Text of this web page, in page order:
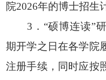
院2026年的博士招生
3 ． “硕博连读”
期开学之日在各学院
注册手续，同时应按